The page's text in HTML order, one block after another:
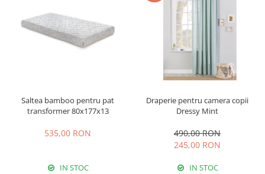
Saltea bamboo pentru pat
transformer 80x177x13
535,00 RON
IN STOC
Draperie pentru camera copii
Dressy Mint
490,00 RON
245,00 RON
IN STOC